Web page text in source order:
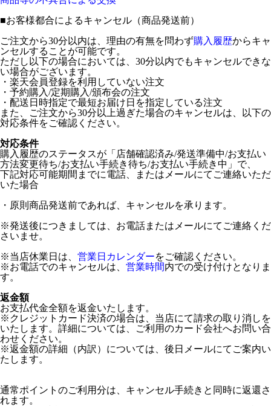
■お客様都合によるキャンセル（商品発送前）
ご注文から30分以内は、理由の有無を問わず購入履歴からキャ
ンセルすることが可能です。
ただし以下の場合においては、30分以内でもキャンセルできな
い場合がございます。
・楽天会員登録を利用していない注文
・予約購入/定期購入/頒布会の注文
・配送日時指定で最短お届け日を指定している注文
また、ご注文から30分以上過ぎた場合のキャンセルは、以下の
対応条件をご確認ください。
対応条件
購入履歴のステータスが「店舗確認済み/発送準備中/お支払い
方法変更待ち/お支払い手続き待ち/お支払い手続き中」で、
下記対応可能期間までに電話、またはメールにてご連絡いただ
いた場合
・原則商品発送前であれば、キャンセルを承ります。
※発送後につきましては、お電話またはメールにてご連絡くだ
さいませ。
※当店休業日は、 営業日カレンダーをご確認ください。
※お電話でのキャンセルは、 営業時間内での受け付けとなりま
す。
返金額
お支払代金全額を返金いたします。
※クレジットカード決済の場合は、当店にて請求の取り消しを
いたします。詳細については、ご利用のカード会社へお問い合
わせください。
※返金額の詳細（内訳）については、後日メールにてご案内い
たします。
通常ポイントのご利用分は、キャンセル手続きと同時に返還さ
れます。